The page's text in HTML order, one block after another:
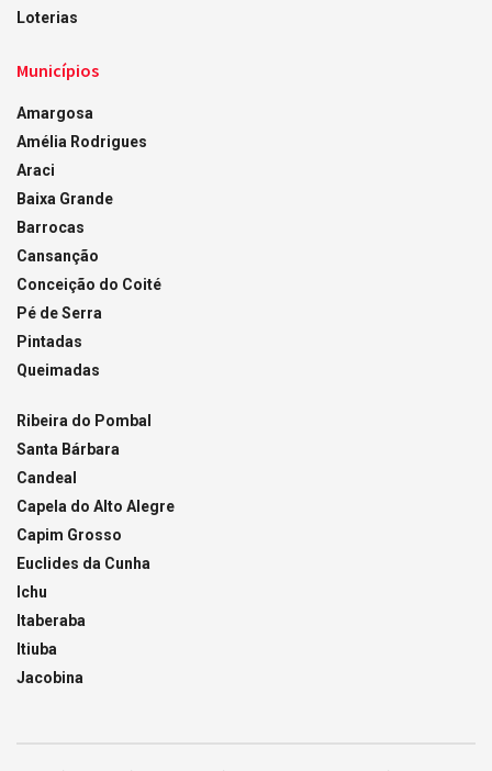
Loterias
Municípios
Amargosa
Amélia Rodrigues
Araci
Baixa Grande
Barrocas
Cansanção
Conceição do Coité
Pé de Serra
Pintadas
Queimadas
Ribeira do Pombal
Santa Bárbara
Candeal
Capela do Alto Alegre
Capim Grosso
Euclides da Cunha
Ichu
Itaberaba
Itiuba
Jacobina